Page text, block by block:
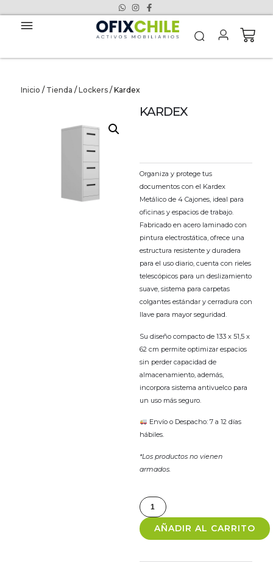
Inicio / Tienda / Lockers/ Kardex
KARDEX
Organiza y protege tus
documentos con el Kardex
Metálico de 4 Cajones, ideal para
oficinas y espacios de trabajo.
Fabricado en acero laminado con
pintura electrostática, ofrece una
estructura resistente y duradera
para el uso diario, cuenta con rieles
telescópicos para un deslizamiento
suave, sistema para carpetas
colgantes estándar y cerradura con
llave para mayor seguridad.
Su diseño compacto de 133 x 51,5 x
62 cm permite optimizar espacios
sin perder capacidad de
almacenamiento, además,
incorpora sistema antivuelco para
un uso más seguro.
Envío o Despacho: 7 a 12 días
hábiles.
*Los productos no vienen
armados.
AÑADIR AL CARRITO